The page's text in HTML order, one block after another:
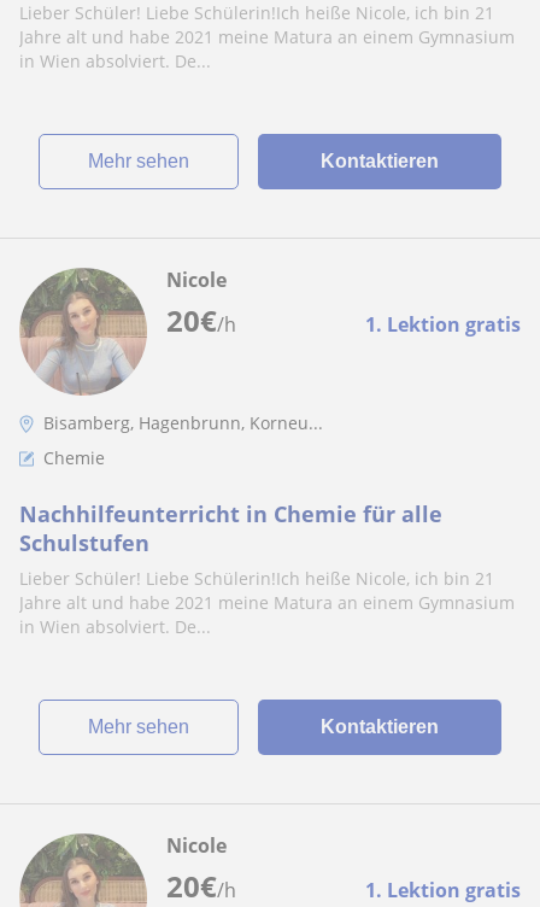
Lieber Schüler! Liebe Schülerin!Ich heiße Nicole, ich bin 21
Jahre alt und habe 2021 meine Matura an einem Gymnasium
in Wien absolviert. De...
Mehr sehen Kontaktieren
20€/h 1. Lektion gratis
Nicole
Bisamberg, Hagenbrunn, Korneu...
Chemie
Nachhilfeunterricht in Chemie für alle
Schulstufen
Lieber Schüler! Liebe Schülerin!Ich heiße Nicole, ich bin 21
Jahre alt und habe 2021 meine Matura an einem Gymnasium
in Wien absolviert. De...
Mehr sehen Kontaktieren
20€/h 1. Lektion gratis
Nicole